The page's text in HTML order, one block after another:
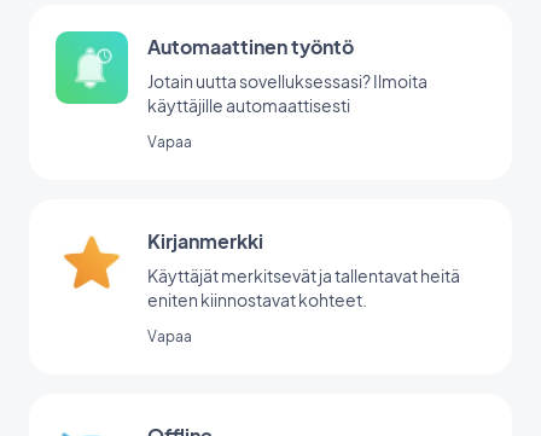
Automaattinen työntö
Jotain uutta sovelluksessasi? Ilmoita
käyttäjille automaattisesti
Vapaa
Kirjanmerkki
Käyttäjät merkitsevät ja tallentavat heitä
eniten kiinnostavat kohteet.
Vapaa